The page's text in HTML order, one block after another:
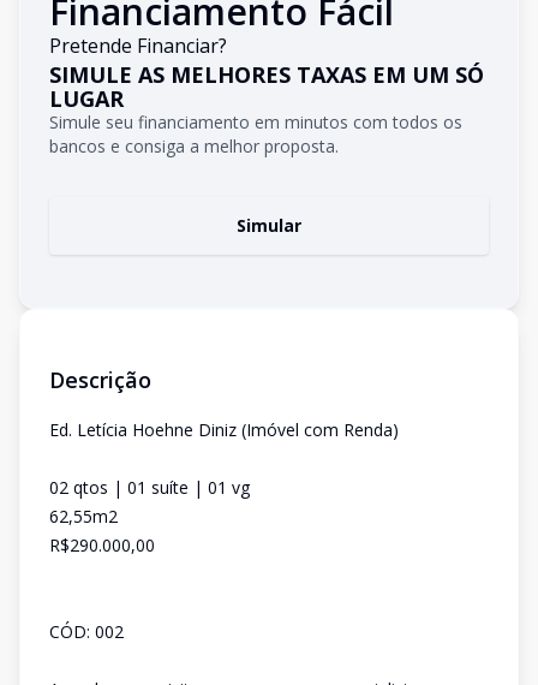
Financiamento Fácil
Pretende Financiar?
SIMULE AS MELHORES TAXAS EM UM SÓ
LUGAR
Simule seu financiamento em minutos com todos os
bancos e consiga a melhor proposta.
Simular
Descrição
Ed. Letícia Hoehne Diniz (Imóvel com Renda)
02 qtos | 01 suíte | 01 vg
62,55m2
R$290.000,00
CÓD: 002